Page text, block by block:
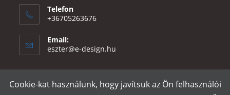
Telefon
+36705263676
Email:
eszter@e-design.hu
Cookie-kat használunk, hogy javítsuk az Ön felhasználói